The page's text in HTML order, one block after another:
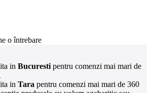
o întrebare
in Bucuresti pentru comenzi mai mari de
in Tara pentru comenzi mai mari de 360